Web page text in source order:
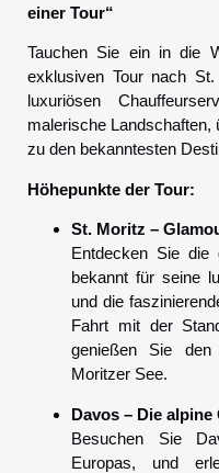
einer Tour“
Tauchen Sie ein in die
exklusiven Tour nach
luxuriösen
malerische Landschaften,
zu den bekanntesten
Höhepunkte der Tour:
St. Moritz –
Entdecken Sie die
bekannt für seine
und die
Fahrt mit der
genießen Sie
Moritzer See.
Davos – Die alpine
Besuchen Sie
Europas, und